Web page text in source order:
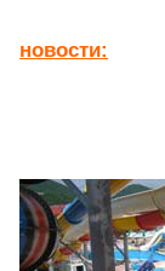
новости: